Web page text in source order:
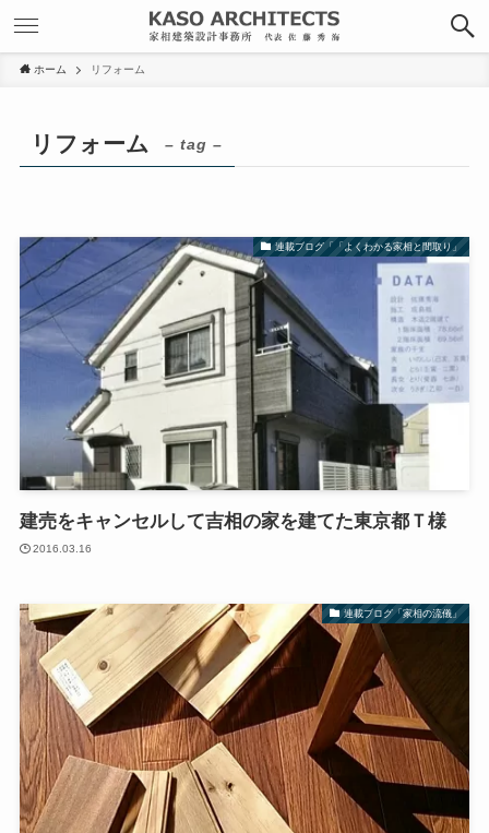
ホーム リフォーム
リフォーム – tag –
連載ブログ「「よくわかる家相と間取り」
建売をキャンセルして吉相の家を建てた東京都Ｔ様
2016.03.16
連載ブログ「家相の流儀」